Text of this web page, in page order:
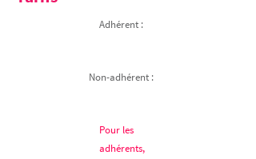
Adhérent :
Non-adhérent :
Pour les
adhérents,